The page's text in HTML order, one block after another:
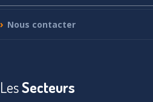
Nous contacter
LesSecteurs